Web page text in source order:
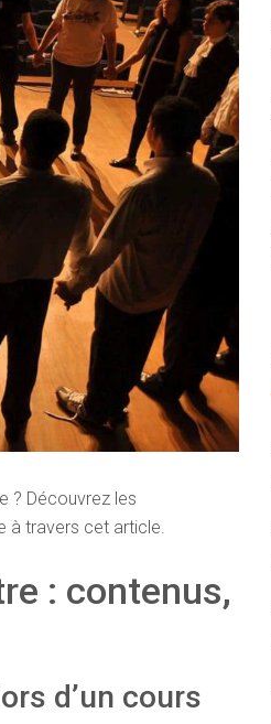
? Découvrez les
à travers cet article.
: contenus,
d’un cours